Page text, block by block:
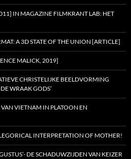
IN MAGAZINE FILMKRANT LAB: HET
A 3D STATE OF THE UNION [ARTICLE]
MALICK, 2019]
CHRISTELIJKE BEELDVORMING
WRAAK GODS’
VIETNAM IN PLATOON EN
INTERPRETATION OF MOTHER!
DE SCHADUWZIJDEN VAN KEIZER